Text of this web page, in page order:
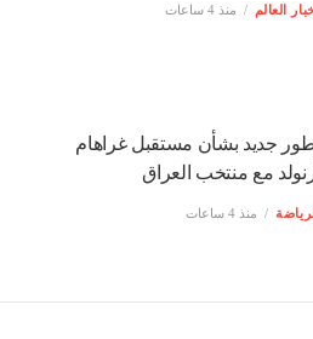
العالم منذ 4 ساعات
جديد بشأن مستقبل غراهام
مع منتخب العراق
منذ 4 ساعات